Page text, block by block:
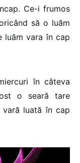
Ce-i frumos
să o luăm
luăm vara în cap
în câteva
o seară tare
luată în cap